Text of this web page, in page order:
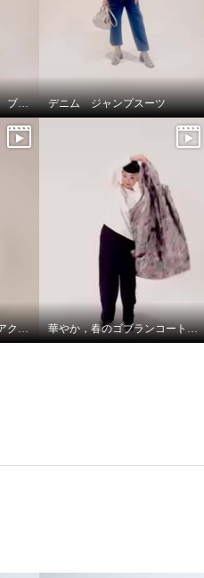
チューリップブルゾンと、ブラストパギーパンツ デニム ジャンプスーツ
シフォンプリーツヨークアクセントレースプルオーバー 華やか，春のゴブランコートコーディネート